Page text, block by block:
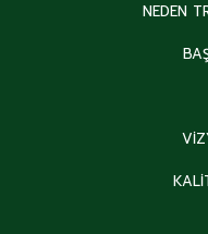
NEDEN